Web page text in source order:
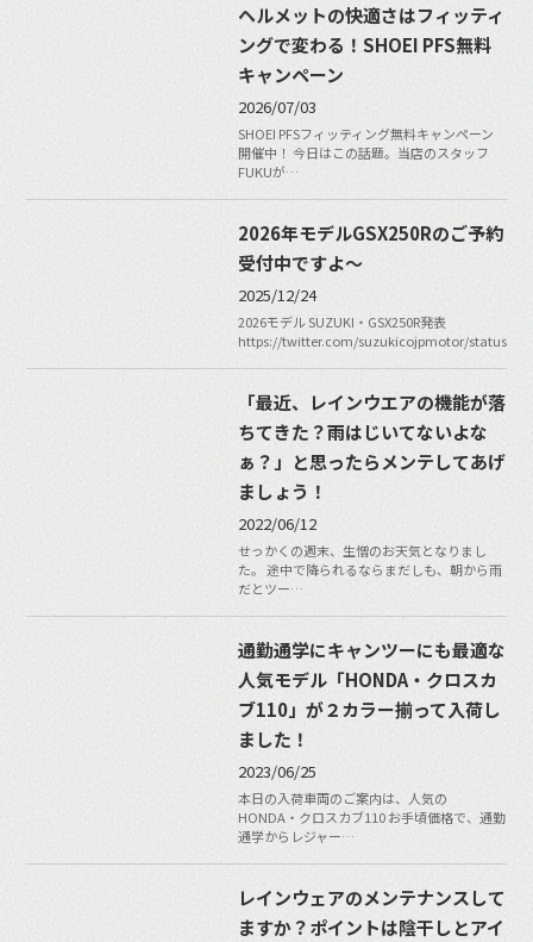
ヘルメットの快適さはフィッティ
ングで変わる！SHOEI PFS無料
キャンペーン
2026/07/03
SHOEI PFSフィッティング無料キャンペーン
開催中！ 今日はこの話題。当店のスタッフ
FUKUが…
2026年モデルGSX250Rのご予約
受付中ですよ〜
2025/12/24
2026モデル SUZUKI・GSX250R発表
https://twitter.com/suzukicojpmotor/status/
「最近、レインウエアの機能が落
ちてきた？雨はじいてないよな
ぁ？」と思ったらメンテしてあげ
ましょう！
2022/06/12
せっかくの週末、生憎のお天気となりまし
た。 途中で降られるならまだしも、朝から雨
だとツー…
通勤通学にキャンツーにも最適な
人気モデル「HONDA・クロスカ
ブ110」が２カラー揃って入荷し
ました！
2023/06/25
本日の入荷車両のご案内は、人気の
HONDA・クロスカブ110 お手頃価格で、通勤
通学からレジャー…
レインウェアのメンテナンスして
ますか？ポイントは陰干しとアイ